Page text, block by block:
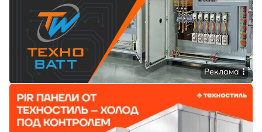
Реклама